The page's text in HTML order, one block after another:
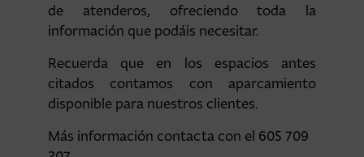
de atenderos, ofreciendo toda la
información que podáis necesitar.
Recuerda que en los espacios antes
citados contamos con aparcamiento
disponible para nuestros clientes.
Más información contacta con el 605 709